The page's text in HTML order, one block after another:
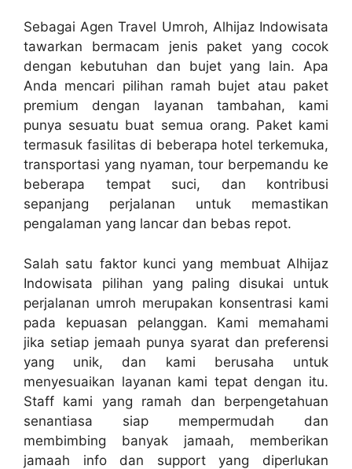
Sebagai Agen Travel Umroh, Alhijaz Indowisata
tawarkan bermacam jenis paket yang cocok
dengan kebutuhan dan bujet yang lain. Apa
Anda mencari pilihan ramah bujet atau paket
premium dengan layanan tambahan, kami
punya sesuatu buat semua orang. Paket kami
termasuk fasilitas di beberapa hotel terkemuka,
transportasi yang nyaman, tour berpemandu ke
beberapa tempat suci, dan kontribusi
sepanjang perjalanan untuk memastikan
pengalaman yang lancar dan bebas repot.
Salah satu faktor kunci yang membuat Alhijaz
Indowisata pilihan yang paling disukai untuk
perjalanan umroh merupakan konsentrasi kami
pada kepuasan pelanggan. Kami memahami
jika setiap jemaah punya syarat dan preferensi
yang unik, dan kami berusaha untuk
menyesuaikan layanan kami tepat dengan itu.
Staff kami yang ramah dan berpengetahuan
senantiasa siap mempermudah dan
membimbing banyak jamaah, memberikan
jamaah info dan support yang diperlukan